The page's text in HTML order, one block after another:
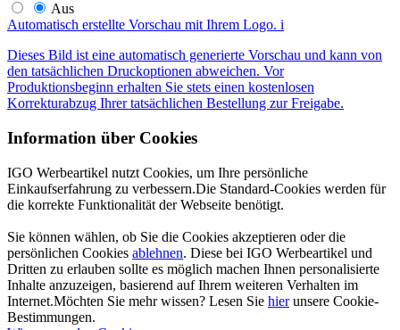
Aus
Automatisch erstellte Vorschau mit Ihrem Logo. i
Dieses Bild ist eine automatisch generierte Vorschau und kann von
den tatsächlichen Druckoptionen abweichen. Vor
Produktionsbeginn erhalten Sie stets einen kostenlosen
Korrekturabzug Ihrer tatsächlichen Bestellung zur Freigabe.
Information über Cookies
IGO Werbeartikel nutzt Cookies, um Ihre persönliche
Einkaufserfahrung zu verbessern.Die Standard-Cookies werden für
die korrekte Funktionalität der Webseite benötigt.
Sie können wählen, ob Sie die Cookies akzeptieren oder die
persönlichen Cookies ablehnen. Diese bei IGO Werbeartikel und
Dritten zu erlauben sollte es möglich machen Ihnen personalisierte
Inhalte anzuzeigen, basierend auf Ihrem weiteren Verhalten im
Internet.Möchten Sie mehr wissen? Lesen Sie hierunsere Cookie-
Bestimmungen.